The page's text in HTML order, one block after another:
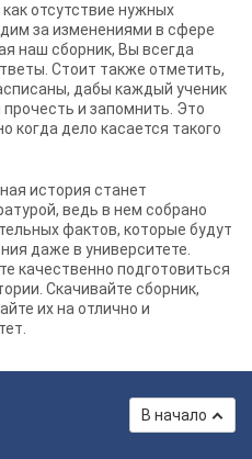
отсутствие нужных
за изменениями в сфере
наш сборник, Вы всегда
Стоит также отметить,
дабы каждый ученик
прочесть и запомнить. Это
когда дело касается такого
история станет
ведь в нем собрано
фактов, которые будут
даже в университете.
качественно подготовиться
Скачивайте сборник,
их на отлично и
В начало